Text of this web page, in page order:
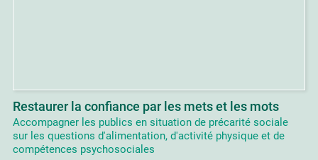
Restaurer la confiance par les mets et les mots
Accompagner les publics en situation de précarité sociale
sur les questions d'alimentation, d'activité physique et de
compétences psychosociales